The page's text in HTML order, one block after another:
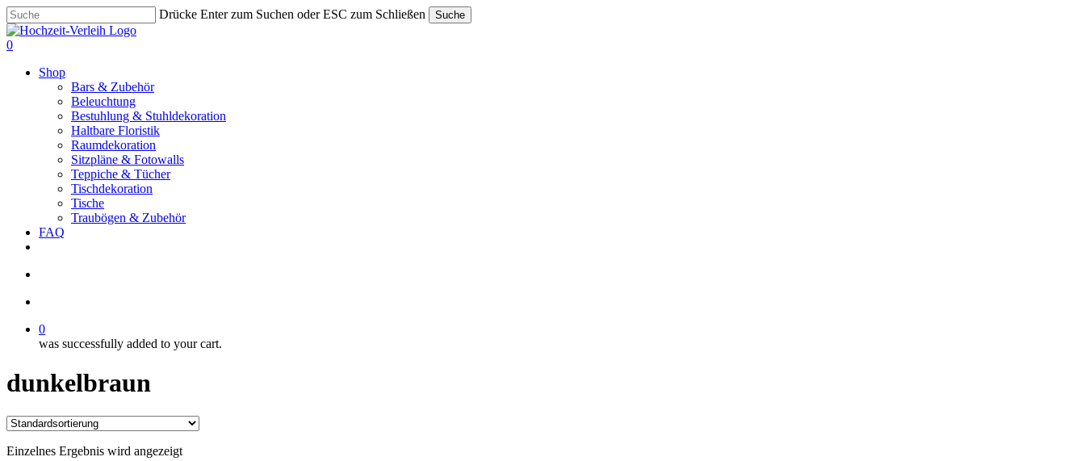
Skip
to
main
Drücke Enter zum Suchen oder ESC zum Schließen Suche
Close
Search
search
account
0
Shop
Bars & Zubehör
Beleuchtung
Bestuhlung & Stuhldekoration
Haltbare Floristik
Raumdekoration
Sitzpläne & Fotowalls
Teppiche & Tücher
Tischdekoration
Tische
Traubögen & Zubehör
FAQ
0
was successfully added to your cart.
dunkelbraun
Einzelnes Ergebnis wird angezeigt